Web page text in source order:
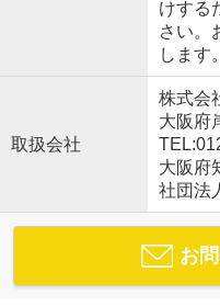
けする
さい。
します。
取扱会社
株式会
大阪府
大阪府
社団法
お